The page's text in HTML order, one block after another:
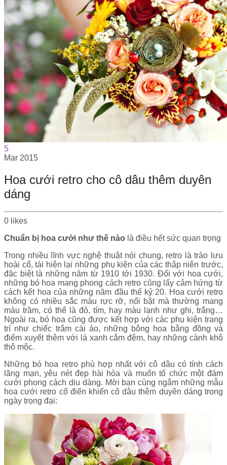
5
Mar 2015
Hoa cưới retro cho cô dâu thêm duyên
dáng
0 likes
Chuẩn bị hoa cưới như thế nào là điều hết sức quan trọng
Trong nhiều lĩnh vực nghệ thuật nói chung, retro là trào lưu
hoài cổ, tái hiện lại những phụ kiện của các thập niên trước,
đặc biệt là những năm từ 1910 tới 1930. Đối với hoa cưới,
những bó hoa mang phong cách retro cũng lấy cảm hứng từ
cách kết hoa của những năm đầu thế kỷ 20. Hoa cưới retro
không có nhiều sắc màu rực rỡ, nổi bật mà thường mang
màu trầm, có thể là đỏ, tím, hay màu lạnh như ghi, trắng…
Ngoài ra, bó hoa cũng được kết hợp với các phụ kiện trang
trí như chiếc trâm cài áo, những bông hoa bằng đồng và
điểm xuyết thêm với lá xanh cắm đệm, hay những cành khô
thô mộc.
Những bó hoa retro phù hợp nhất với cô dâu có tính cách
lãng mạn, yêu nét đẹp hài hòa và muốn tổ chức một đám
cưới phong cách dịu dàng. Mời bạn cùng ngắm những mẫu
hoa cưới retro cổ điển khiến cô dâu thêm duyên dáng trong
ngày trọng đại: